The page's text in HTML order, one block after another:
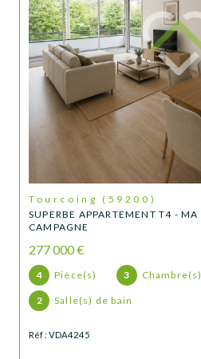
Tourcoing (59200)
SUPERBE APPARTEMENT T4 - MA
CAMPAGNE
277 000 €
4 Pièce(s) 3 Chambre(s)
2 Salle(s) de bain
Réf : VDA4245